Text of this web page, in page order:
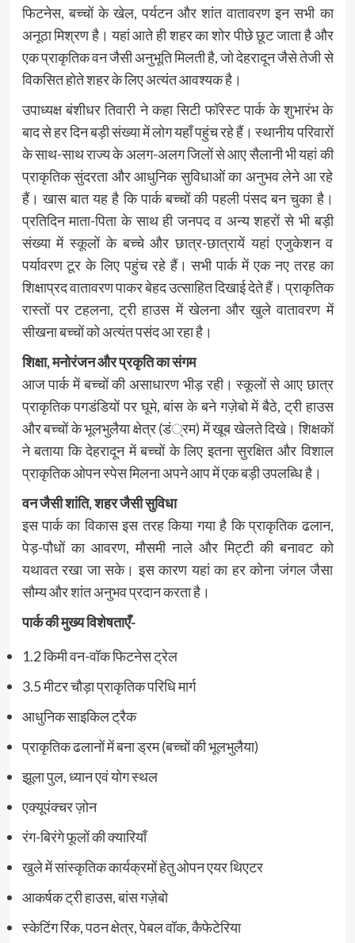
फिटनेस, बच्चों के खेल, पर्यटन और शांत वातावरण इन सभी का
अनूठा मिश्रण है। यहां आते ही शहर का शोर पीछे छूट जाता है और
एक प्राकृतिक वन जैसी अनुभूति मिलती है, जो देहरादून जैसे तेजी से
विकसित होते शहर के लिए अत्यंत आवश्यक है।
उपाध्यक्ष बंशीधर तिवारी ने कहा सिटी फॉरेस्ट पार्क के शुभारंभ के
बाद से हर दिन बड़ी संख्या में लोग यहाँ पहुंच रहे हैं। स्थानीय परिवारों
के साथ-साथ राज्य के अलग-अलग जिलों से आए सैलानी भी यहां की
प्राकृतिक सुंदरता और आधुनिक सुविधाओं का अनुभव लेने आ रहे
हैं। खास बात यह है कि पार्क बच्चों की पहली पंसद बन चुका है।
प्रतिदिन माता-पिता के साथ ही जनपद व अन्य शहरों से भी बड़ी
संख्या में स्कूलों के बच्चे और छात्र-छात्रायें यहां एजुकेशन व
पर्यावरण टूर के लिए पहुंच रहे हैं। सभी पार्क में एक नए तरह का
शिक्षाप्रद वातावरण पाकर बेहद उत्साहित दिखाई देते हैं। प्राकृतिक
रास्तों पर टहलना, ट्री हाउस में खेलना और खुले वातावरण में
सीखना बच्चों को अत्यंत पसंद आ रहा है।
शिक्षा, मनोरंजन और प्रकृति का संगम
आज पार्क में बच्चों की असाधारण भीड़ रही। स्कूलों से आए छात्र
प्राकृतिक पगडंडियों पर घूमे, बांस के बने गज़ेबो में बैठे, ट्री हाउस
और बच्चों के भूलभुलैया क्षेत्र (डं्रम) में खूब खेलते दिखे। शिक्षकों
ने बताया कि देहरादून में बच्चों के लिए इतना सुरक्षित और विशाल
प्राकृतिक ओपन स्पेस मिलना अपने आप में एक बड़ी उपलब्धि है।
वन जैसी शांति, शहर जैसी सुविधा
इस पार्क का विकास इस तरह किया गया है कि प्राकृतिक ढलान,
पेड़-पौधों का आवरण, मौसमी नाले और मिट्टी की बनावट को
यथावत रखा जा सके। इस कारण यहां का हर कोना जंगल जैसा
सौम्य और शांत अनुभव प्रदान करता है।
पार्क की मुख्य विशेषताएँ-
1.2 किमी वन-वॉक फिटनेस ट्रेल
3.5 मीटर चौड़ा प्राकृतिक परिधि मार्ग
आधुनिक साइकिल ट्रैक
प्राकृतिक ढलानों में बना ड्रम (बच्चों की भूलभुलैया)
झूला पुल, ध्यान एवं योग स्थल
एक्यूपंक्चर ज़ोन
रंग-बिरंगे फूलों की क्यारियाँ
खुले में सांस्कृतिक कार्यक्रमों हेतु ओपन एयर थिएटर
आकर्षक ट्री हाउस, बांस गज़ेबो
स्केटिंग रिंक, पठन क्षेत्र, पेबल वॉक, कैफेटेरिया